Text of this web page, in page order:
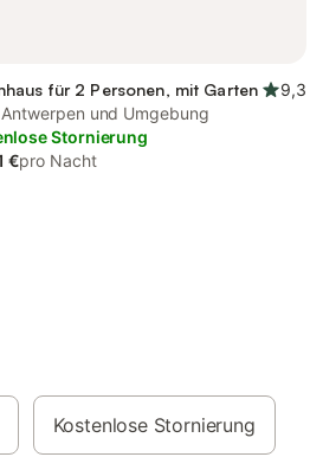
für 2 Personen, mit Garten
9,3
Antwerpen und Umgebung
Stornierung
€pro Nacht
Kostenlose Stornierung